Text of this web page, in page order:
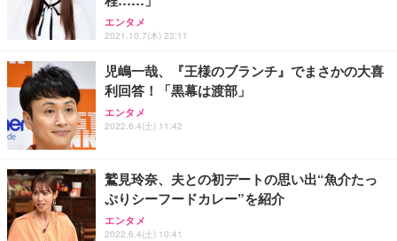
ワーク チェア 強化バックレスト 30度ロッキング機
能 人間工学 椅子 腰サポート 90度跳ね上げ式アーム
レスト 3Dヘッドレスト ハンガー付き 高反発クッシ
務用 おしゃれ パソコンチェア (ホワイト)
ANDWINT オフィスチェア デスクチェア 肘なし メ
ッシュ 通気性 ランバーサポート付き 腰サポート ガ
ス圧無段階昇降 360度回転 キャスター付き コンパク
ー フルHD（1920×1080）VA 非光沢 HDMI/DisplayP
ort/VGA スピーカー内蔵 高さ調整 スイベル VESA対
応 ComfortView ビジネス向け
￥15,800
【MiniLED/24.5inch/280Hz/FHD】GRAPHT THE S
HOOTER Gaming Monitor 24” Essential ゲーミン
グモニター QD 24.5インチ 1ms FHD 量子ドット 残
限定】 Smart Basic アイリスオーヤマ ペットシーツ
超厚型 お徳用 ワイド 100枚入 (x 1) (ケース販売)
アイリスオーヤマ ペットシーツ 超厚型 お徳用 レギ
ュラー 200枚入【Amazon.co.jp限定】
エンタメ
2021.10.7(木) 23:11
児嶋一哉、『王様のブランチ』でまさかの大喜
利回答！「黒幕は渡部」
エンタメ
2022.6.4(土) 11:42
鷲見玲奈、夫との初デートの思い出“魚介たっ
ぷりシーフードカレー”を紹介
エンタメ
2022.6.4(土) 10:41